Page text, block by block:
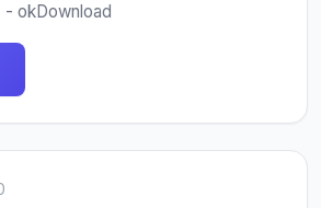
- okDownload